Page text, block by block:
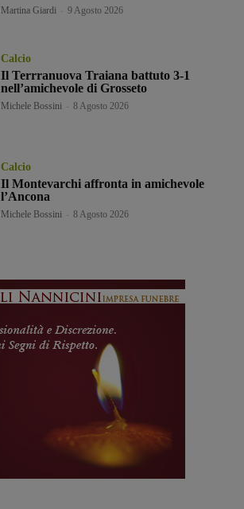
Martina Giardi 9 Agosto 2026
Calcio
Il Terrranuova Traiana battuto 3-1
nell’amichevole di Grosseto
Michele Bossini 8 Agosto 2026
Calcio
Il Montevarchi affronta in amichevole
l’Ancona
Michele Bossini 8 Agosto 2026